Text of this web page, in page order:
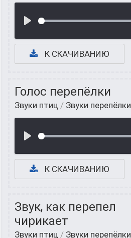
К СКАЧИВАНИЮ
Голос перепёлки
Звуки птиц / Звуки перепёлки
К СКАЧИВАНИЮ
Звук, как перепел
чирикает
Звуки птиц / Звуки перепёлки